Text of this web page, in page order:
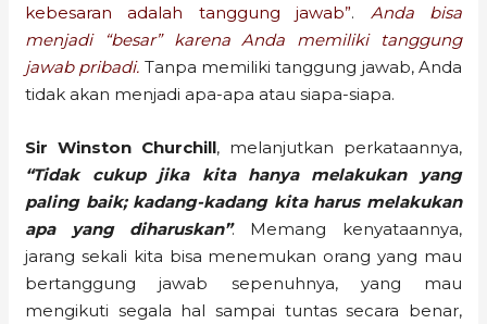
kebesaran adalah tanggung jawab”. Anda bisa
menjadi “besar” karena Anda memiliki tanggung
jawab pribadi. Tanpa memiliki tanggung jawab, Anda
tidak akan menjadi apa-apa atau siapa-siapa.
Sir Winston Churchill, melanjutkan perkataannya,
“Tidak cukup jika kita hanya melakukan yang
paling baik; kadang-kadang kita harus melakukan
apa yang diharuskan”. Memang kenyataannya,
jarang sekali kita bisa menemukan orang yang mau
bertanggung jawab sepenuhnya, yang mau
mengikuti segala hal sampai tuntas secara benar,